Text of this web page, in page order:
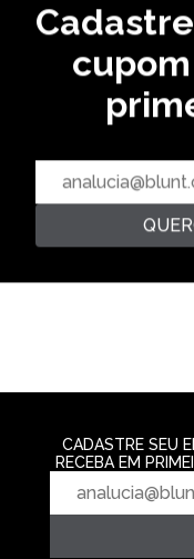
CAMISETA LETTERING - BEGE
CADASTRE SEU
RECEBA EM